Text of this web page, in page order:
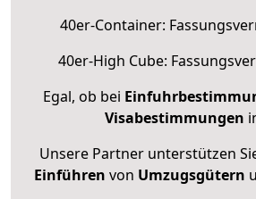
40er-Container:
40er-High Cube:
Egal, ob bei
Visabestimmungen
Unsere Partner unterstützen
Einführen von Umzugsgütern